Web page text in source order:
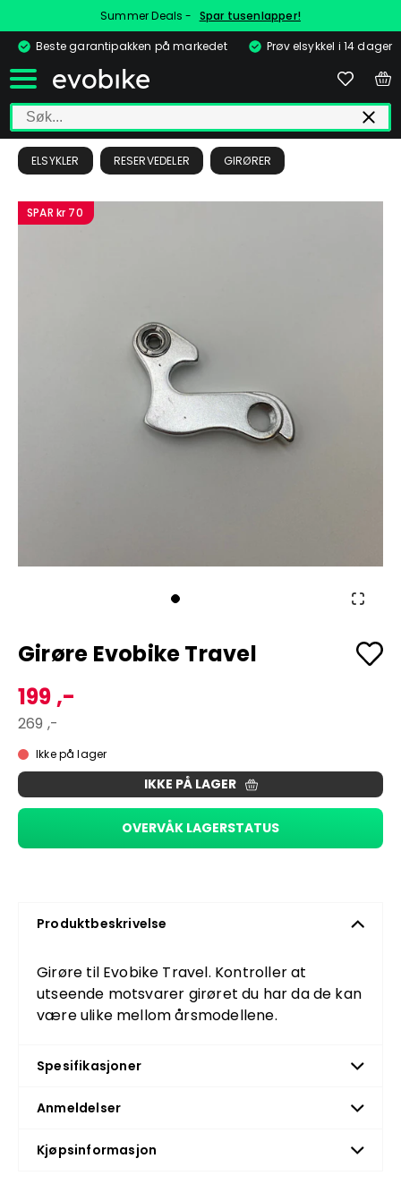
Summer Deals - Spar tusenlapper!
Beste garantipakken på markedet
Prøv elsykkel i 14 dager
ELSYKLER RESERVEDELER GIRØRER
SPAR kr 70
Girøre Evobike Travel
199 ,-
269 ,-
Ikke på lager
IKKE PÅ LAGER
OVERVÅK LAGERSTATUS
Produktbeskrivelse
Girøre til Evobike Travel. Kontroller at
utseende motsvarer girøret du har da de kan
være ulike mellom årsmodellene.
Spesifikasjoner
Anmeldelser
Kjøpsinformasjon